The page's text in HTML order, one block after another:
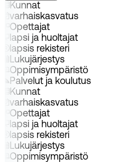
Kunnat
varhaiskasvatus
Opettajat
lapsi ja huoltajat
lapsis rekisteri
Lukujärjestys
Oppimisympäristö
Palvelut ja koulutus
Kunnat
varhaiskasvatus
Opettajat
lapsi ja huoltajat
lapsis rekisteri
Lukujärjestys
Oppimisympäristö